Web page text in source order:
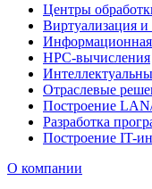
Центры
Виртуализация и
Информационная
HPC-вычисления
Отраслевые
Построение
Разработка
Построение IT-
О компании